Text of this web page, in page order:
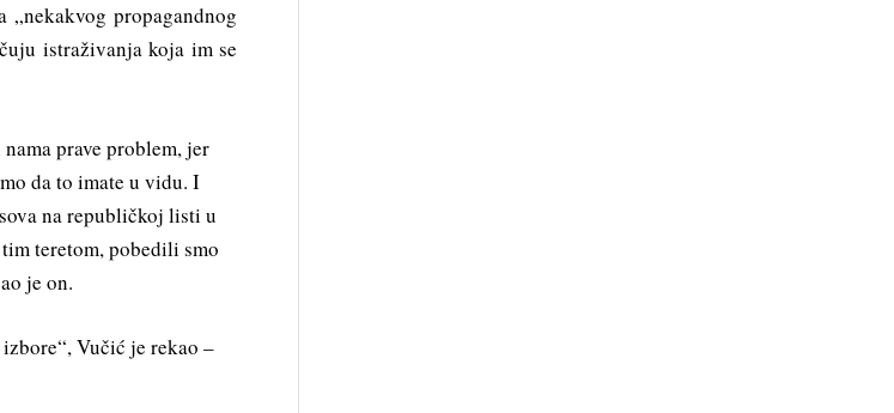
propagandnog
istraživanja koja im se
prave problem, jer
da to imate u vidu. I
na republičkoj listi u
teretom, pobedili smo
je on.
Vučić je rekao –